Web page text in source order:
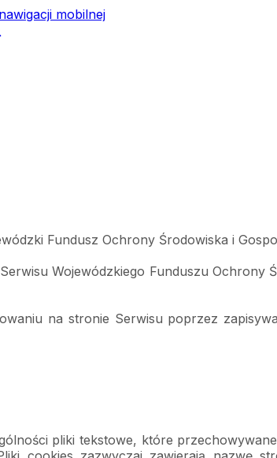
mobilnej
Fundusz Ochrony Środowiska i
Wojewódzkiego Funduszu
na stronie Serwisu poprzez
pliki tekstowe, które